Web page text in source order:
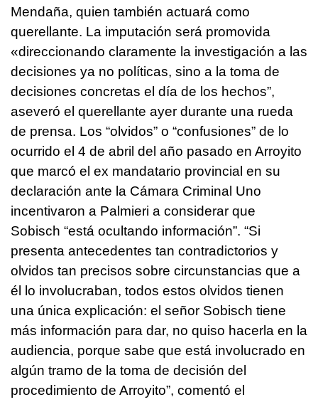
Mendaña, quien también actuará como
querellante. La imputación será promovida
«direccionando claramente la investigación a las
decisiones ya no políticas, sino a la toma de
decisiones concretas el día de los hechos”,
aseveró el querellante ayer durante una rueda
de prensa. Los “olvidos” o “confusiones” de lo
ocurrido el 4 de abril del año pasado en Arroyito
que marcó el ex mandatario provincial en su
declaración ante la Cámara Criminal Uno
incentivaron a Palmieri a considerar que
Sobisch “está ocultando información”. “Si
presenta antecedentes tan contradictorios y
olvidos tan precisos sobre circunstancias que a
él lo involucraban, todos estos olvidos tienen
una única explicación: el señor Sobisch tiene
más información para dar, no quiso hacerla en la
audiencia, porque sabe que está involucrado en
algún tramo de la toma de decisión del
procedimiento de Arroyito”, comentó el